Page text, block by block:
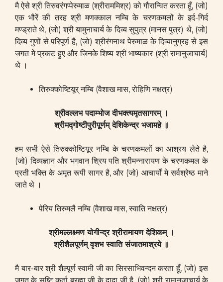
मै ऐसे श्री तिरुवरंगप्पेरुमाळ (श्रीराममिश्र) को गौरान्वित करता हूँ, (जो)
एक भौरें की तरह श्री मणक्काल नम्बि के चरणकमलों के इर्द-गिर्द
मण्ड्राते थे, (जो) श्री यामुनाचार्य के दिव्य सुपुत्र (मानस पुत्र) थे, (जो)
दिव्य गुणों से परिपूर्ण है, (जो) श्रीरंगनाथ पेरुमाळ के दिव्यानुग्रह से इस
जगत मे प्रकट हुए और जिनके शिष्य श्री भाष्यकार (श्री रामानुजाचार्य)
थे ।
तिरुक्कोष्टियूर् नम्बि (वैशाख मास, रोहिणि नक्षत्र)
श्रीवल्लभ पदाम्भोज दीभक्त्यमृतसागरम् ।
श्रीमद्गोष्टीपुरीपूर्णम् देशिकेन्द्र भजामहे ॥
हम सभी ऐसे तिरुक्कोष्टियूर नम्बि के चरणकमलों का आश्रय लेते है,
(जो) दिव्यज्ञान और भगवान श्रिय पति श्रीमन्नारायण के चरणकमल के
प्रती भक्ति के अमृत रूपी सागर है, और (जो) आचार्यों मे सर्वश्रेष्ठ माने
जाते थे ।
पेरिय तिरुमलै नम्बि (वैशाख मास, स्वाति नक्षत्र)
श्रीमल्लक्ष्मण योगीन्द्र श्रीरामायण देशिकम् ।
श्रीशैलपूर्णम् वृशभ स्वाति संजातमाश्रये ॥
मै बार-बार श्री शैल्पूर्ण स्वामी जी का सिरसाभिवन्दन करता हूँ, (जो) इस